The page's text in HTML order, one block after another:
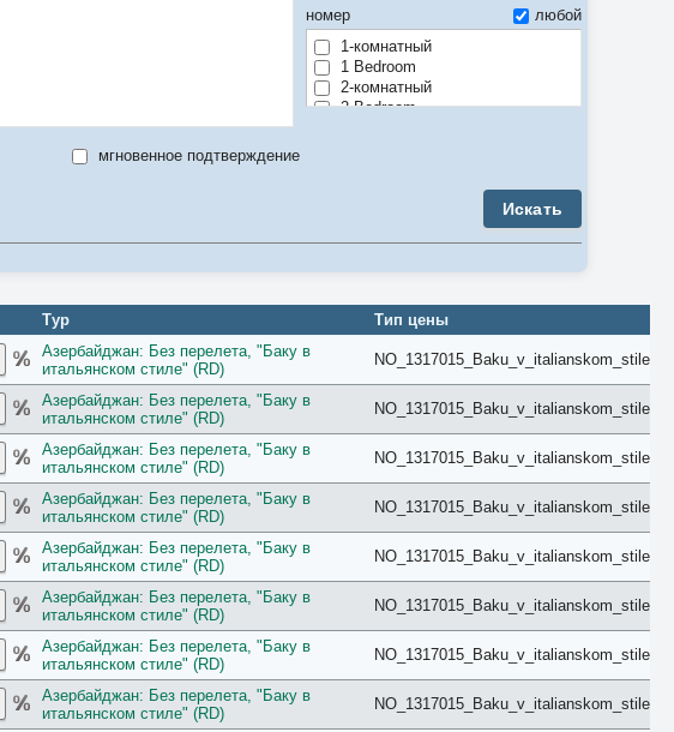
номер
любой
1-комнатный
1 Bedroom
2-комнатный
2 Bedroom
7 Bedroom
9 Bedroom
Air Conditioner
Apartment
Bay View
Beach
Bosphorus View
Bungalow
Business
Chalet
City View
Classic
Cottage
Courtyard
Creek View
мгновенное подтверждение
Искать
Тур Тип цены
Азербайджан: Без перелета, "Баку в
итальянском стиле" (RD)
NO_1317015_Baku_v_italianskom_stile
Азербайджан: Без перелета, "Баку в
итальянском стиле" (RD)
NO_1317015_Baku_v_italianskom_stile
Азербайджан: Без перелета, "Баку в
итальянском стиле" (RD)
NO_1317015_Baku_v_italianskom_stile
Азербайджан: Без перелета, "Баку в
итальянском стиле" (RD)
NO_1317015_Baku_v_italianskom_stile
Азербайджан: Без перелета, "Баку в
итальянском стиле" (RD)
NO_1317015_Baku_v_italianskom_stile
Азербайджан: Без перелета, "Баку в
итальянском стиле" (RD)
NO_1317015_Baku_v_italianskom_stile
Азербайджан: Без перелета, "Баку в
итальянском стиле" (RD)
NO_1317015_Baku_v_italianskom_stile
Азербайджан: Без перелета, "Баку в
итальянском стиле" (RD)
NO_1317015_Baku_v_italianskom_stile